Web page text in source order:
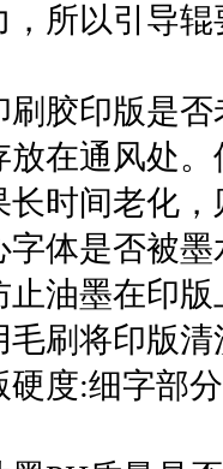
所以引导
胶印版是否
通风处。
时间老化
体是否被墨
油墨在印版
刷将印版清
:细字部分